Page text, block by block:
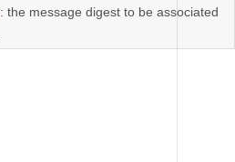
: the message digest to be associated